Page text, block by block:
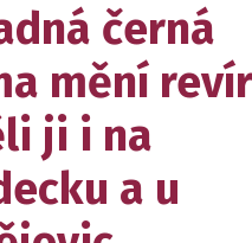
černá
mění
ji i na
a u